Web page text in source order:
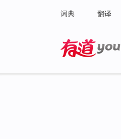
词典 翻译